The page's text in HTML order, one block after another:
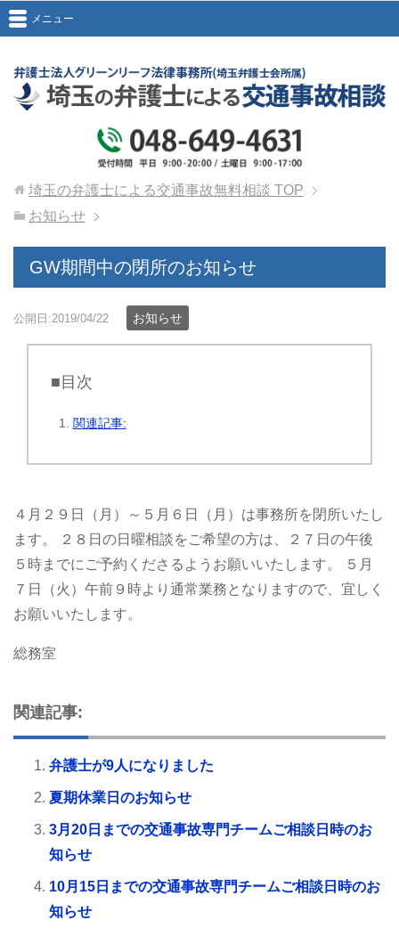
メニュー
埼玉の弁護士による交通事故無料相談 TOP
お知らせ
GW期間中の閉所のお知らせ
公開日:2019/04/22 お知らせ
■目次
関連記事:
４月２９日（月）～５月６日（月）は事務所を閉所いたし
ます。
２８日の日曜相談をご希望の方は、２７日の午後
５時までにご予約くださるようお願いいたします。
５月
７日（火）午前９時より通常業務となりますので、宜しく
お願いいたします。
総務室
関連記事:
弁護士が9人になりました
夏期休業日のお知らせ
3月20日までの交通事故専門チームご相談日時のお
知らせ
10月15日までの交通事故専門チームご相談日時のお
知らせ